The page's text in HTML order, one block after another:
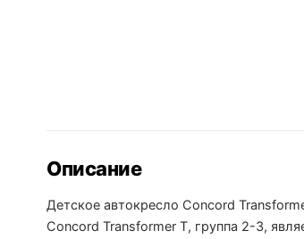
Описание
Детское автокресло Concord
Concord Transformer T, группа 2-3,